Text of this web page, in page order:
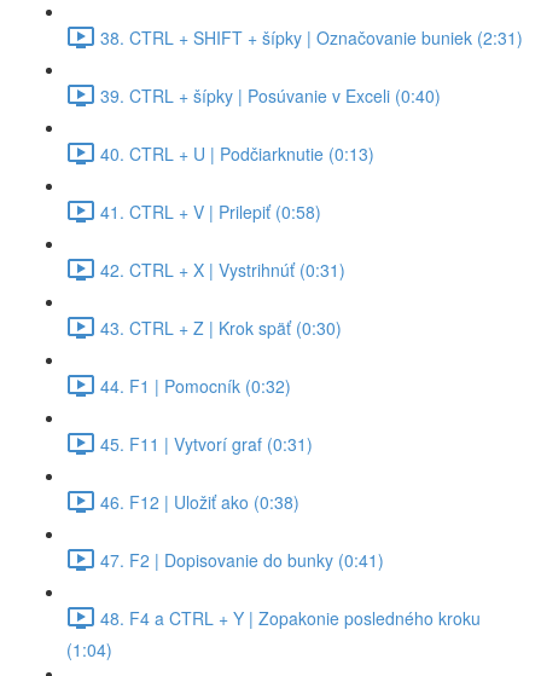
38. CTRL + SHIFT + šípky | Označovanie buniek (2:31)
39. CTRL + šípky | Posúvanie v Exceli (0:40)
40. CTRL + U | Podčiarknutie (0:13)
41. CTRL + V | Prilepiť (0:58)
42. CTRL + X | Vystrihnúť (0:31)
43. CTRL + Z | Krok späť (0:30)
44. F1 | Pomocník (0:32)
45. F11 | Vytvorí graf (0:31)
46. F12 | Uložiť ako (0:38)
47. F2 | Dopisovanie do bunky (0:41)
48. F4 a CTRL + Y | Zopakonie posledného kroku
(1:04)